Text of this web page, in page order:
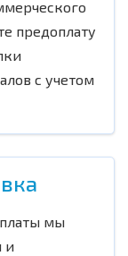
предоплату
с учетом
мы
и